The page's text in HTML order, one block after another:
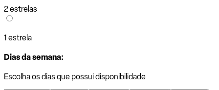
2 estrelas
1 estrela
Dias da semana:
Escolha os dias que possui disponibilidade